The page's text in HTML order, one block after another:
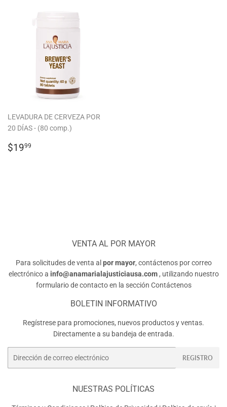
LEVADURA DE CERVEZA POR
20 DÍAS - (80 comp.)
PRECIO
$1999
VENTA AL POR MAYOR
Para solicitudes de venta al por mayor, contáctenos por correo
electrónico a info@anamarialajusticiausa.com, utilizando nuestro
formulario de contacto en la sección Contáctenos
BOLETIN INFORMATIVO
Regístrese para promociones, nuevos productos y ventas.
Directamente a su bandeja de entrada.
Correo
REGISTRO
NUESTRAS POLÍTICAS